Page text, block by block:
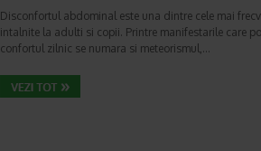
Disconfortul abdominal este una dintre cele mai
intalnite la adulti si copii. Printre manifestarile care
confortul zilnic se numara si meteorismul,…